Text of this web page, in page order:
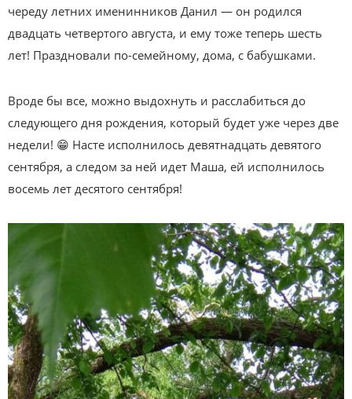
череду летних именинников Данил — он родился
двадцать четвертого августа, и ему тоже теперь шесть
лет! Праздновали по-семейному, дома, с бабушками.
Вроде бы все, можно выдохнуть и расслабиться до
следующего дня рождения, который будет уже через две
недели! 😁 Насте исполнилось девятнадцать девятого
сентября, а следом за ней идет Маша, ей исполнилось
восемь лет десятого сентября!